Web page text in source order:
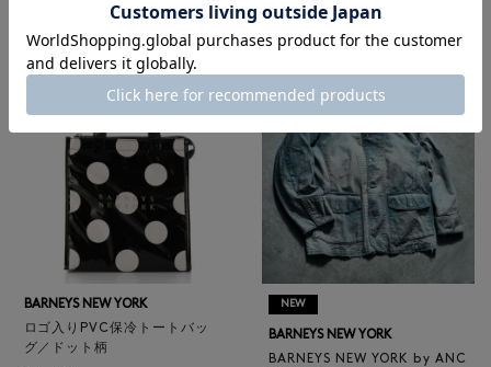
ELLM ホースレザーブルゾン
¥165,000
4 colors
BARNEYS NEW YORK
ロゴ入りPVC保冷トートバッ
グ／ドット柄
NEW
BARNEYS NEW YORK
BARNEYS NEW YORK by ANC